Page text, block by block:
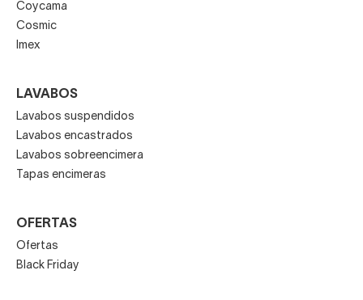
Coycama
Cosmic
Imex
LAVABOS
Lavabos suspendidos
Lavabos encastrados
Lavabos sobreencimera
Tapas encimeras
OFERTAS
Ofertas
Black Friday